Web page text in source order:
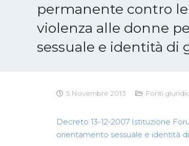
permanente contro
violenza alle donne
sessuale e identità di
5 Novembre 2013 Fonti
Decreto 13-12-2007 Istituzione
orientamento sessuale e identità